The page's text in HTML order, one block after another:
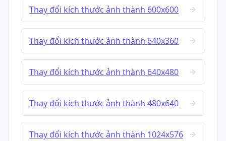
Thay đổi kích thước ảnh thành 600x600
Thay đổi kích thước ảnh thành 640x360
Thay đổi kích thước ảnh thành 640x480
Thay đổi kích thước ảnh thành 480x640
Thay đổi kích thước ảnh thành 1024x576